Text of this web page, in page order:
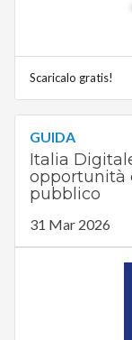
Scaricalo gratis!
GUIDA
Italia
opportunità
pubblico
31 Mar 2026